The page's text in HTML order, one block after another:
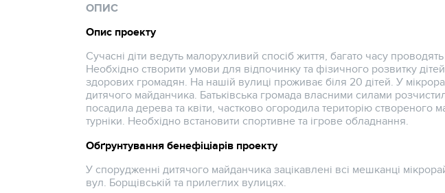
ОПИС
Опис проекту
Сучасні діти ведуть малорухливий спосіб життя, багато часу
Необхідно створити умови для відпочинку та фізичного розвитку
здорових громадян. На нашій вулиці проживає біля 20 дітей. У
дитячого майданчика. Батьківська громада власними силами
посадила дерева та квіти, частково огородила територію створеного
турніки. Необхідно встановити спортивне та ігрове обладнання.
Обґрунтування бенефіціарів проекту
У спорудженні дитячого майданчика зацікавлені всі мешканці
вул. Борщівській та прилеглих вулицях.